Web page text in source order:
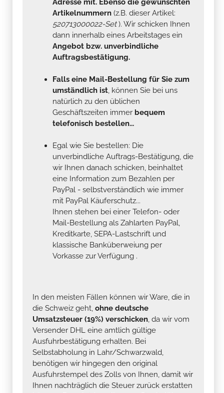
Adresse mit. Ebenso die gewünschten
Artikelnummern (z.B. dieser Artikel:
520713000022-Set). Wir schicken Ihnen
dann innerhalb eines Arbeitstages ein
Angebot bzw. unverbindliche
Auftragsbestätigung.
Falls eine Mail-Bestellung für Sie zum
umständlich ist, können Sie bei uns
natürlich zu den üblichen
Geschäftszeiten immer bequem
telefonisch bestellen...
Egal wie Sie bestellen: Die
unverbindliche Auftrags-Bestätigung, die
wir Ihnen danach schicken, beinhaltet
eine Information zum Bezahlen per
PayPal - selbstverständlich wie immer
mit PayPal Käuferschutz...
Ihnen stehen bei einer Telefon- oder
Mail-Bestellung als Zahlarten PayPal,
Kreditkarte, SEPA-Lastschrift und
klassische Banküberweiung per
Vorkasse zur Verfügung .
In den meisten Fällen können wir Ware, die in
die Schweiz geht, ohne deutsche
Umsatzsteuer (19%) verschicken, da wir vom
Versender DHL eine amtlich gültige
Ausfuhrbestätigung erhalten. Bei
Selbstabholung in Lahr/Schwarzwald,
benötigen wir hingegen den original
Ausfuhrstempel des Zolls von Ihnen, damit wir
Ihnen nachträglich die Steuer zurück erstatten